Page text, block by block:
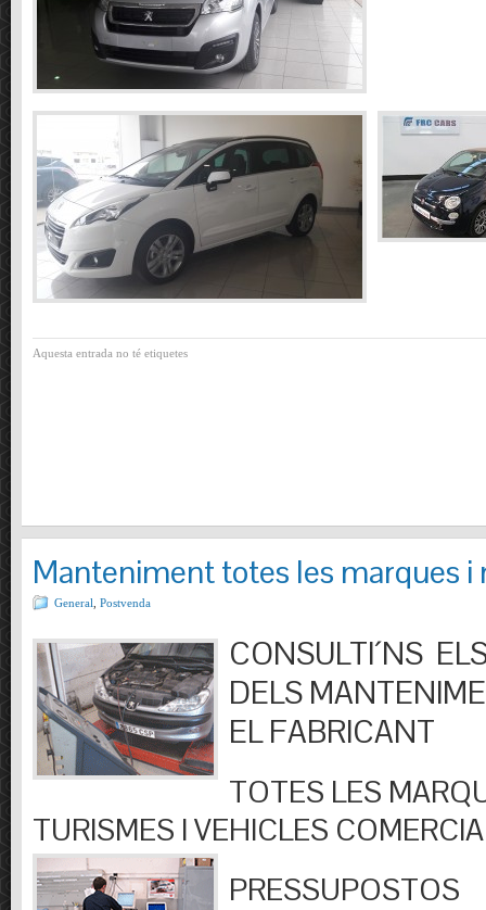
Aquesta entrada no té etiquetes
Manteniment totes les marques i
General Postvenda
CONSULTI´NS
DELS
EL FABRICANT
TOTES LES
TURISMES I VEHICLES
PRESSUPOSTOS